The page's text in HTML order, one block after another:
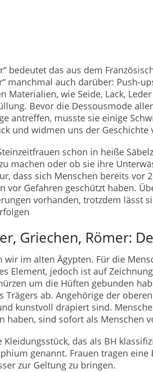
bedeutet das aus dem
manchmal auch darüber: Push-
Materialien, wie Seide, Lack,
Bevor die Dessousmode
antreffen, musste sie einige
und widmen uns der Geschichte
schon in heiße
machen oder ob sie ihre
dass sich Menschen bereits vor
vor Gefahren geschützt haben.
vorhanden, trotzdem lässt
Griechen, Römer:
wir im alten Ägypten. Für die
Element, jedoch ist auf
um die Hüften gebunden
Trägers ab. Angehörige der
kunstvoll drapiert sind.
haben, sind sofort als Menschen
Kleidungsstück, das als BH
genannt. Frauen tragen
zur Geltung zu bringen.